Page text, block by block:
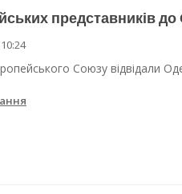
представників
Союзу відвідали